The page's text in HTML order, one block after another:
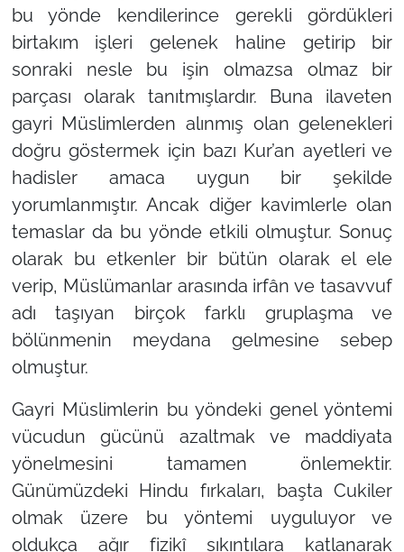
bu yönde kendilerince gerekli gördükleri
birtakım işleri gelenek haline getirip bir
sonraki nesle bu işin olmazsa olmaz bir
parçası olarak tanıtmışlardır. Buna ilaveten
gayri Müslimlerden alınmış olan gelenekleri
doğru göstermek için bazı Kur’an ayetleri ve
hadisler amaca uygun bir şekilde
yorumlanmıştır. Ancak diğer kavimlerle olan
temaslar da bu yönde etkili olmuştur. Sonuç
olarak bu etkenler bir bütün olarak el ele
verip, Müslümanlar arasında irfân ve tasavvuf
adı taşıyan birçok farklı gruplaşma ve
bölünmenin meydana gelmesine sebep
olmuştur.
Gayri Müslimlerin bu yöndeki genel yöntemi
vücudun gücünü azaltmak ve maddiyata
yönelmesini tamamen önlemektir.
Günümüzdeki Hindu fırkaları, başta Cukiler
olmak üzere bu yöntemi uyguluyor ve
oldukça ağır fizikî sıkıntılara katlanarak